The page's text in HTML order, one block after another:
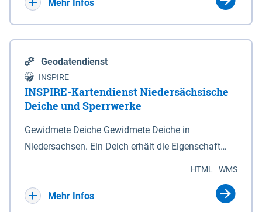
Mehr Infos
Geodatendienst
INSPIRE
INSPIRE-Kartendienst Niedersächsische
Deiche und Sperrwerke
Gewidmete Deiche Gewidmete Deiche in
Niedersachsen. Ein Deich erhält die Eigenschaft
Deichbehörde durch Verordnung ausspricht. Für
WMS
HTML
Mehr Infos